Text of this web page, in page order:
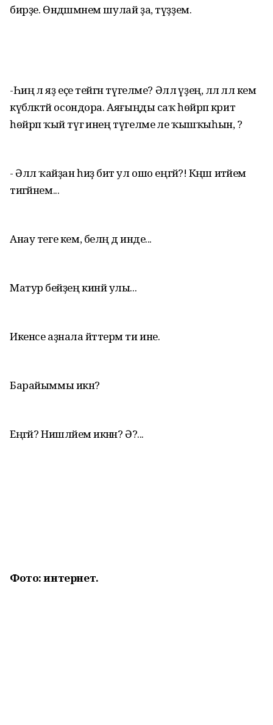
бирҙе. Өндәшмәнем шулай ҙа, түҙҙем.
-Һиңә лә яҙ еҫе тейгән түгелме? Әллә үҙең, әллә әллә кем
күбәләктәй осондора. Аяғыңды саҡ һөйрәп кәритә
һөйрәп ҡый түгә инең түгелме әле ҡышҡыһын, ә?
- Әллә ҡайҙан һиҙә бит ул ошо еңгәй?! Кәңәш итәйем
тигәйнем...
Анау теге кем, беләң дә инде...
Матур әбейҙең кинйә улы...
Икенсе аҙнала әйттерәм ти ине.
Барайыммы икән?
Еңгәй? Нишләйем икәнәәән? Ә?...
Фото: интернет.